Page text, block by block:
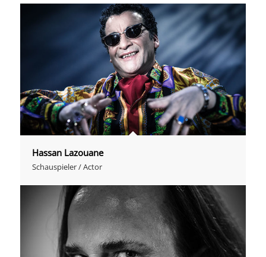
Hassan Lazouane
Schauspieler / Actor